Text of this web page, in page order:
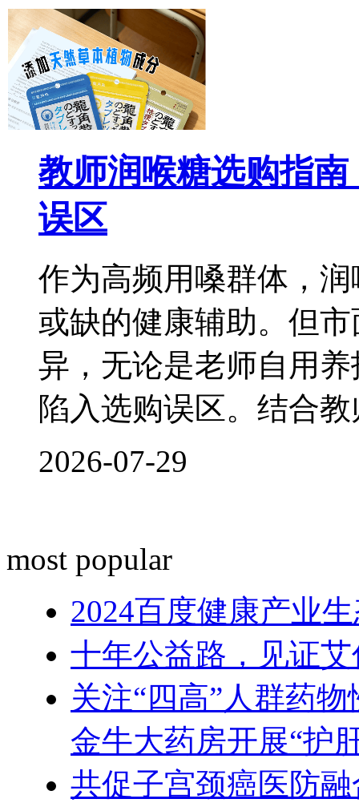
教师润喉糖选购指
误区
作为高频用嗓群体，
或缺的健康辅助。但
异，无论是老师自用
陷入选购误区。结合
2026-07-29
most popular
2024百度健康产业
十年公益路，见证
关注“四高”人群药
金牛大药房开展“护
共促子宫颈癌医防